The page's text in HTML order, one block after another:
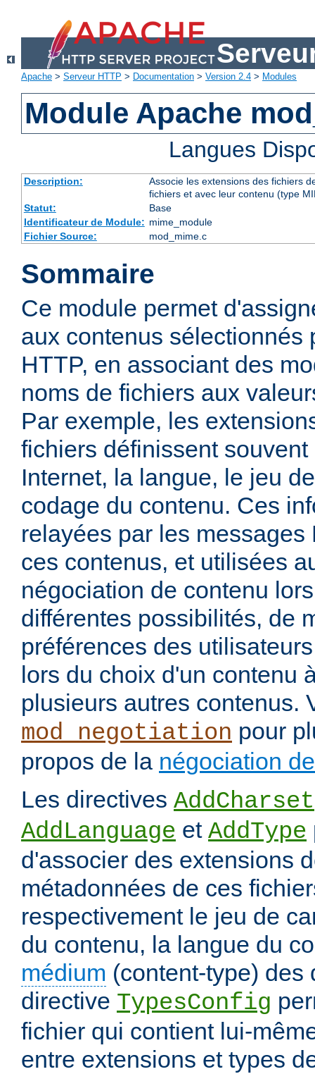
Apache > Serveur HTTP > Documentation > Version 2.4 > Modules
Module Apache
Langues
Description:
Associe les extensions des fichiers
fichiers et avec leur contenu (type
Statut:
Base
Identificateur de Module: mime_module
Fichier Source:
mod_mime.c
Sommaire
Ce module permet
aux contenus sélectionnés
HTTP, en associant des
noms de fichiers aux
Par exemple, les
fichiers définissent
Internet, la langue, le jeu
codage du contenu. Ces
relayées par les
ces contenus, et utilisées
négociation de contenu
différentes possibilités, de
préférences des
lors du choix d'un contenu
plusieurs autres contenus.
mod_negotiation pour
propos de la négociation
Les directives AddCharset
AddLanguage et AddType
d'associer des extensions
métadonnées de ces
respectivement le jeu de
du contenu, la langue du
médium (content-type) des
directive TypesConfig
fichier qui contient lui-
entre extensions et types